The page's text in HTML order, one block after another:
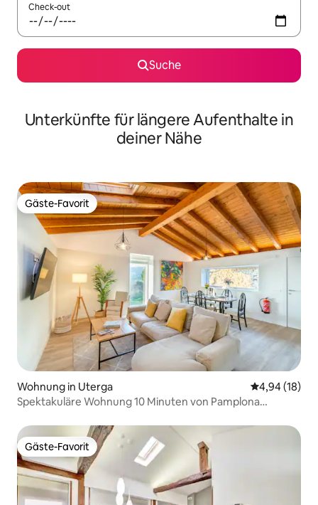
Check-out
Suche
Unterkünfte für längere Aufenthalte in
deiner Nähe
Gäste-Favorit
Gäste-Favorit
Wohnung in Uterga
4,94 (18)
Spektakuläre Wohnung 10 Minuten von Pamplona
Gäste-Favorit
Gäste-Favorit